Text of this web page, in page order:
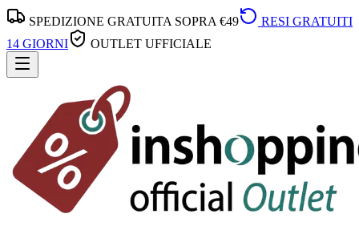
SPEDIZIONE GRATUITA SOPRA €49
RESI GRATUITI
14 GIORNI
OUTLET UFFICIALE